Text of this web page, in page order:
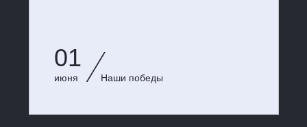
01
июня Наши победы